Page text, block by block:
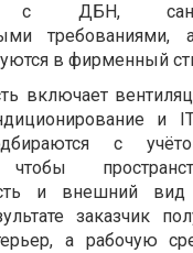
с ДБН,
требованиями,
в фирменный
включает
и IT-
с
чтобы
и внешний
заказчик
а рабочую